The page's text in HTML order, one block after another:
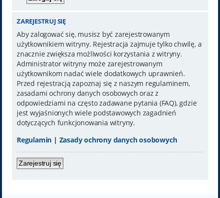
ZAREJESTRUJ SIĘ
Aby zalogować się, musisz być zarejestrowanym
użytkownikiem witryny. Rejestracja zajmuje tylko chwilę, a
znacznie zwiększa możliwości korzystania z witryny.
Administrator witryny może zarejestrowanym
użytkownikom nadać wiele dodatkowych uprawnień.
Przed rejestracją zapoznaj się z naszym regulaminem,
zasadami ochrony danych osobowych oraz z
odpowiedziami na często zadawane pytania (FAQ), gdzie
jest wyjaśnionych wiele podstawowych zagadnień
dotyczących funkcjonowania witryny.
Regulamin | Zasady ochrony danych osobowych
Zarejestruj się